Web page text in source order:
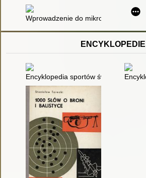
Wprowadzenie do mikroekonomii
ENCYKLOPEDIE
Encyklopedia sportów świata. T. 3,